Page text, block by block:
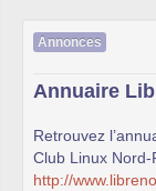
Annonces
Annuaire
Retrouvez
Club Linux
http://